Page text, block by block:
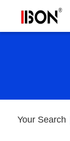
Your Search